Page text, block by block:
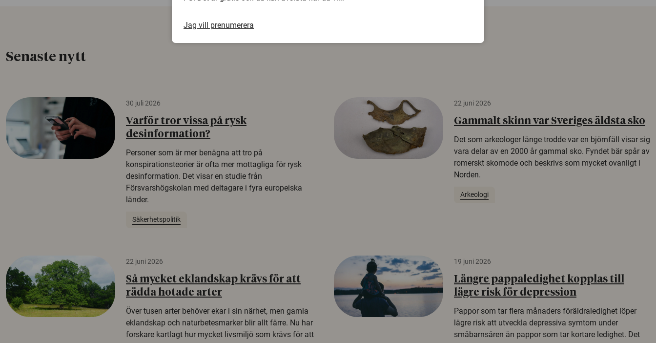
Senaste nytt
30 juli 2026
Varför tror vissa på rysk
desinformation?
Personer som är mer benägna att tro på
konspirationsteorier är ofta mer mottagliga för rysk
desinformation. Det visar en studie från
Försvarshögskolan med deltagare i fyra europeiska
länder.
Säkerhetspolitik
22 juni 2026
Gammalt skinn var Sveriges äldsta sko
Det som arkeologer länge trodde var en björnfäll visar sig
vara delar av en 2000 år gammal sko. Fyndet bär spår av
romerskt skomode och beskrivs som mycket ovanligt i
Norden.
Arkeologi
22 juni 2026
Så mycket eklandskap krävs för att
rädda hotade arter
Över tusen arter behöver ekar i sin närhet, men gamla
eklandskap och naturbetesmarker blir allt färre. Nu har
forskare kartlagt hur mycket livsmiljö som krävs för att
19 juni 2026
Längre pappaledighet kopplas till
lägre risk för depression
Pappor som tar flera månaders föräldraledighet löper
lägre risk att utveckla depressiva symtom under
småbarnsåren än pappor som tar kortare ledighet. Det
Jag vill prenumerera